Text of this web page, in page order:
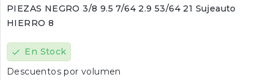
PIEZAS NEGRO 3/8 9.5 7/64 2.9 53/64 21 Sujeauto
HIERRO 8
check En Stock
Descuentos por volumen